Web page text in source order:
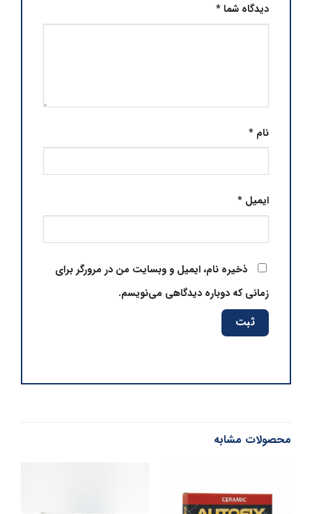
دیدگاه شما*
نام*
ایمیل*
ذخیره نام، ایمیل و وبسایت من در مرورگر برای
زمانی که دوباره دیدگاهی می‌نویسم.
محصولات مشابه